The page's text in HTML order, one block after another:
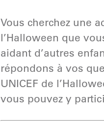
Vous cherchez une
l’Halloween que
aidant d’autres
répondons à vos
UNICEF de
vous pouvez y